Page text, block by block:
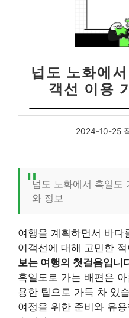
넙도 노화에
객선 이용
2024-10-25
넙도 노화에서 흑일도
와 정보
여행을 계획하면서 바다
여객선에 대해 고민한
보는 여행의 첫걸음입니
흑일도로 가는 배편은
용한 팁으로 가득 차 있
여정을 위한 준비와 유